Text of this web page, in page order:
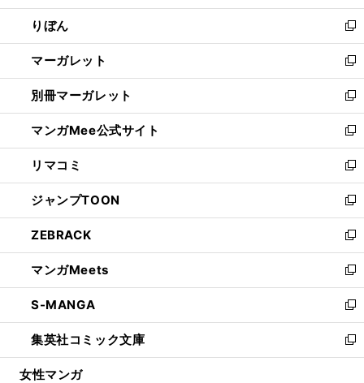
開
く
ウ
で
開
く
ン
ド
ウ
で
開
く
ウ
ィ
ン
ド
ウ
で
開
く
りぼん
新
し
い
ウ
ィ
ン
ド
ウ
で
開
く
マーガレット
新
し
い
ウ
ィ
ン
ド
ウ
で
開
く
別冊マーガレット
新
し
い
ウ
ィ
ン
ド
ウ
で
開
く
マンガMee公式サイト
新
し
い
ウ
ィ
ン
ド
ウ
で
開
く
リマコミ
新
し
い
ウ
ィ
ン
ド
ウ
で
開
く
ジャンプTOON
新
し
い
ウ
ィ
ン
ド
ウ
で
開
ZEBRACK
新
し
い
ウ
ィ
ン
ド
ウ
マンガMeets
新
し
い
ウ
ィ
ン
S-MANGA
新
し
い
ウ
集英社コミック文庫
新
し
女性マンガ